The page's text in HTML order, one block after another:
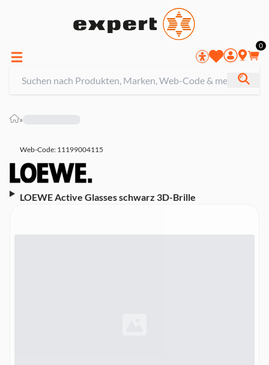
0
»
Web-Code: 11199004115
LOEWE Active Glasses schwarz 3D-Brille